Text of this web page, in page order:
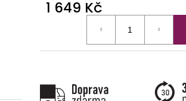
1 649 Kč